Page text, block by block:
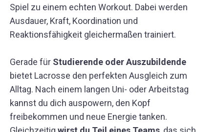
Spiel zu einem echten Workout. Dabei werden
Ausdauer, Kraft, Koordination und
Reaktionsfähigkeit gleichermaßen trainiert.
Gerade für Studierende oder Auszubildende
bietet Lacrosse den perfekten Ausgleich zum
Alltag. Nach einem langen Uni- oder Arbeitstag
kannst du dich auspowern, den Kopf
freibekommen und neue Energie tanken.